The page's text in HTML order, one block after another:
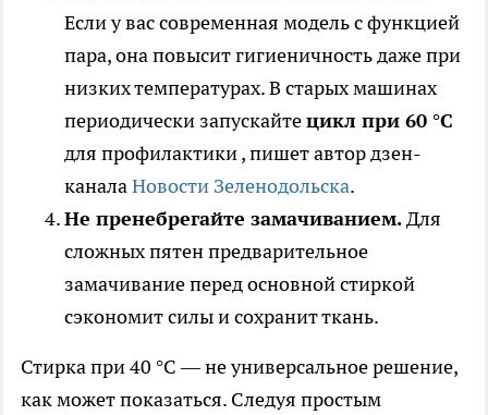
Если у вас современная модель с функцией
пара, она повысит гигиеничность даже при
низких температурах. В старых машинах
периодически запускайтецикл при 60 °C
для профилактики, пишет автор дзен-
каналаНовости Зеленодольска.
Не пренебрегайте замачиванием.Для
сложных пятен предварительное
замачивание перед основной стиркой
сэкономит силы и сохранит ткань.
Стирка при 40 °C — не универсальное решение,
как может показаться. Следуя простым